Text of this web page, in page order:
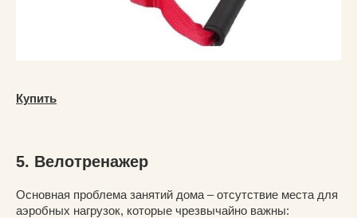
Купить
5. Велотренажер
Основная проблема занятий дома – отсутствие места для
аэробных нагрузок, которые чрезвычайно важны: